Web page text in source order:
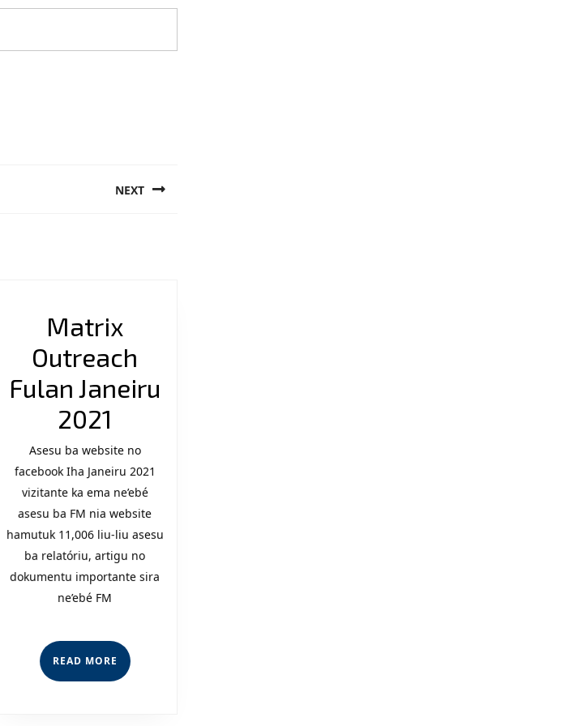
NEXT
Matrix
Outreach
Fulan Janeiru
2021
Outreach
Fulan
Janeiru
2021
Asesu ba website no
facebook Iha Janeiru 2021
vizitante ka ema ne’ebé
asesu ba FM nia website
hamutuk 11,006 liu-liu asesu
ba relatóriu, artigu no
dokumentu importante sira
ne’ebé FM
READ MORE READ
MORE